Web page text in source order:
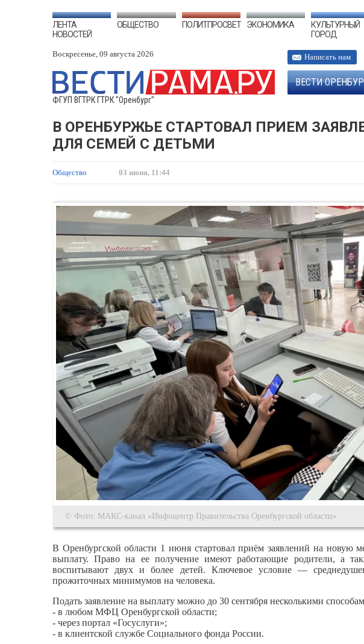
ЛЕНТА
НОВОСТЕЙ
ОБЩЕСТВО ПОЛИТПРОСВЕТ ЭКОНОМИКА
КУЛЬТУРНЫЙ
ГОРОД
Воскресенье, 09 августа 2026
ФГУП ВГТРК ГТРК "Оренбург"
Написать нам
ВЕСТИ
В ОРЕНБУРЖЬЕ СТАРТОВАЛ ПРИЕМ
ДЛЯ СЕМЕЙ С ДЕТЬМИ
Общество 03 июня, 11:44
© Фото: МАКС-канал «Инфоцентр Правительства Оренбургской области»
В Оренбургской области 1 июня стартовал приём заявлений на
выплату. Право на ее получение имеют работающие родители, а
воспитывают двух и более детей. Ключевое условие —
прожиточных минимумов на человека.
Подать заявление на выплату можно до 30 сентября несколькими
- в любом МФЦ Оренбургской области;
- через портал «Госуслуги»;
- в клиентской службе Социального фонда России.